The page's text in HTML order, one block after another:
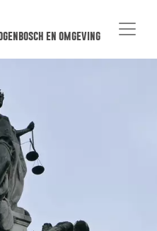
en omgeving